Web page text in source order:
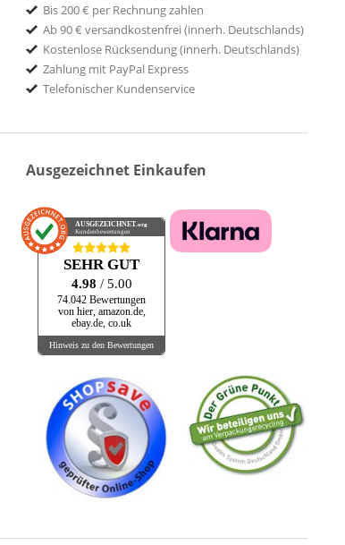
Bis 200 € per Rechnung zahlen
Ab 90 € versandkostenfrei (innerh. Deutschlands)
Kostenlose Rücksendung (innerh. Deutschlands)
Zahlung mit PayPal Express
Telefonischer Kundenservice
Ausgezeichnet Einkaufen
AUSGEZEICHNET.org
Kundenbewertungen
SEHR GUT
4.98 / 5.00
74.042 Bewertungen
von hier, amazon.de,
ebay.de, co.uk
Hinweis zu den Bewertungen